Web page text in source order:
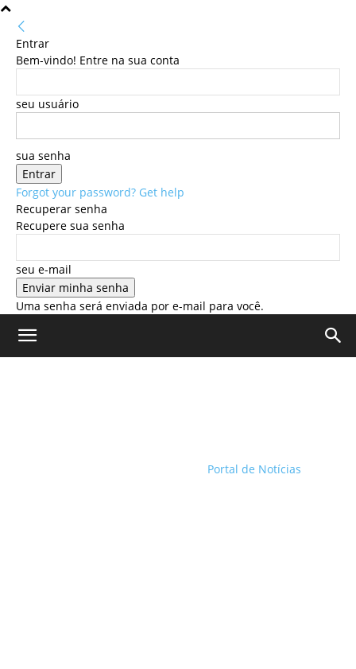
Entrar
Bem-vindo! Entre na sua conta
seu usuário
sua senha
Forgot your password? Get help
Recuperar senha
Recupere sua senha
seu e-mail
Uma senha será enviada por e-mail para você.
Portal de Notícias